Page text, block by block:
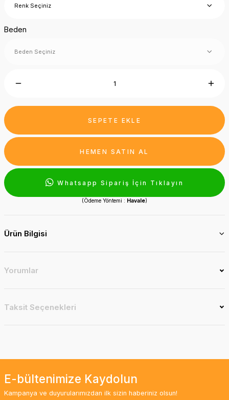
Beden
SEPETE EKLE
HEMEN SATIN AL
Whatsapp Sipariş İçin Tıklayın
(Ödeme Yöntemi : Havale)
Ürün Bilgisi
Yorumlar
Taksit Seçenekleri
E-bültenimize Kaydolun
Kampanya ve duyurularımızdan ilk sizin haberiniz olsun!